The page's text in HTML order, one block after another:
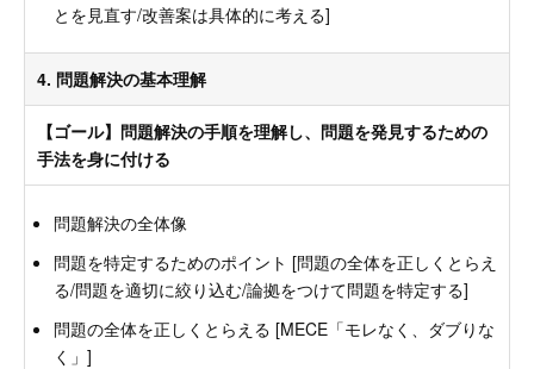
とを見直す/改善案は具体的に考える]
4. 問題解決の基本理解
【ゴール】問題解決の手順を理解し、問題を発見するための
手法を身に付ける
問題解決の全体像
問題を特定するためのポイント [問題の全体を正しくとらえ
る/問題を適切に絞り込む/論拠をつけて問題を特定する]
問題の全体を正しくとらえる [MECE「モレなく、ダブりな
く」]